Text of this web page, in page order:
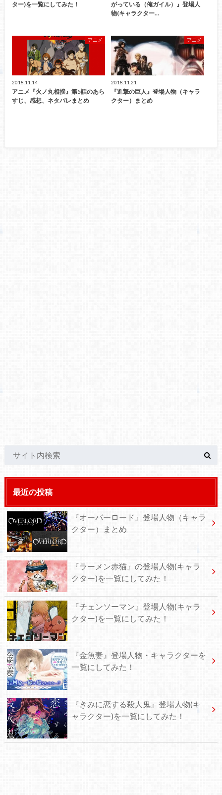
ター)を一覧にしてみた！
がっている（俺ガイル）』登場人
物(キャラクター…
アニメ
2018.11.14
アニメ『火ノ丸相撲』第5話のあら
すじ、感想、ネタバレまとめ
アニメ
2018.11.21
『進撃の巨人』登場人物（キャラ
クター）まとめ
最近の投稿
『オーバーロード』登場人物（キャラ
クター）まとめ
『ラーメン赤猫』の登場人物(キャラ
クター)を一覧にしてみた！
『チェンソーマン』登場人物(キャラ
クター)を一覧にしてみた！
『金魚妻』登場人物・キャラクターを
一覧にしてみた！
『きみに恋する殺人鬼』登場人物(キ
ャラクター)を一覧にしてみた！